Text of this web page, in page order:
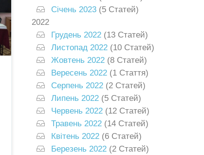
Січень 2023(5 Статей)
2022
Грудень 2022(13 Статей)
Листопад 2022(10 Статей)
Жовтень 2022(8 Статей)
Вересень 2022(1 Стаття)
Серпень 2022(2 Статей)
Липень 2022(5 Статей)
Червень 2022(12 Статей)
Травень 2022(14 Статей)
Квітень 2022(6 Статей)
Березень 2022(2 Статей)